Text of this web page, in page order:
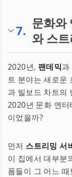
7. 문화와
와 스
2020년, 팬데믹과
트 분야는 새로운
과 빌보드 차트의
2020년 문화 엔
이었을까?
먼저 스트리밍 서
이 집에서 대부분
폼들이 그 어느